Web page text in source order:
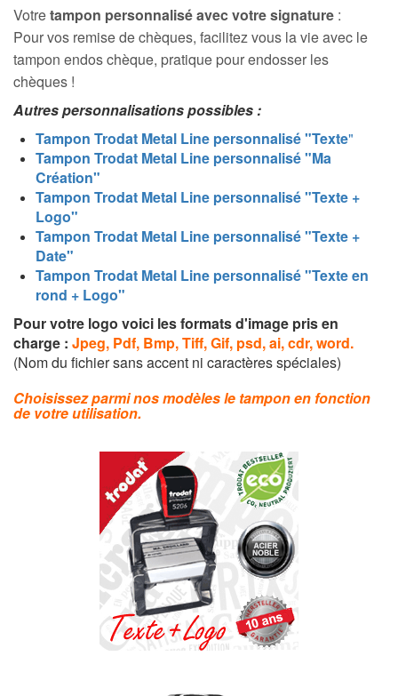
Votretampon personnalisé avec votre signature :
Pour vos remise de chèques, facilitez vous la vie avec le
tampon endos chèque, pratique pour endosser les
chèques !
Autres personnalisations possibles :
Tampon Trodat Metal Line personnalisé "Texte"
Tampon Trodat Metal Line personnalisé "Ma
Création"
Tampon Trodat Metal Line personnalisé "Texte +
Logo"
Tampon Trodat Metal Line personnalisé "Texte +
Date"
Tampon Trodat Metal Line personnalisé "Texte en
rond + Logo"
Pour votre logo voici les formats d'image pris en
charge : Jpeg, Pdf, Bmp, Tiff, Gif, psd, ai, cdr, word.
(Nom du fichier sans accent ni caractères spéciales)
Choisissez parmi nos modèles le tampon en fonction
de votre utilisation.